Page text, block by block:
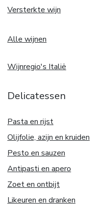
Versterkte wijn
Alle wijnen
Wijnregio's Italië
Delicatessen
Pasta en rijst
Olijfolie, azijn en kruiden
Pesto en sauzen
Antipasti en apero
Zoet en ontbijt
Likeuren en dranken